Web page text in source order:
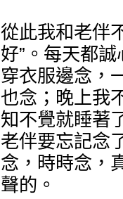
從此我和老伴
好”。每天都
穿衣服邊念，
也念；晚上我
知不覺就睡著
老伴要忘記念
念，時時念，
聲的。